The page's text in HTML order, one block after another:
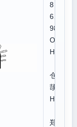
8
6、
98:
OT
HF
仓
颉:F
HS
郑